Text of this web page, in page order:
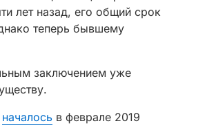
лет назад, его общий срок
теперь бывшему
заключением уже
началось в феврале 2019